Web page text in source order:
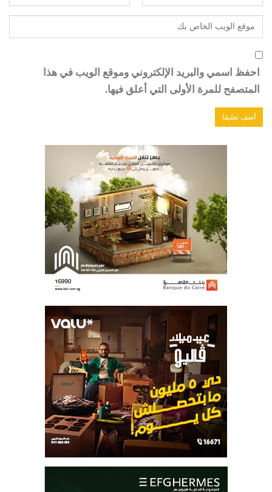
احفظ اسمي والبريد الإلكتروني وموقع الويب في هذا
المتصفح للمرة الأولى التي أعلق فيها.